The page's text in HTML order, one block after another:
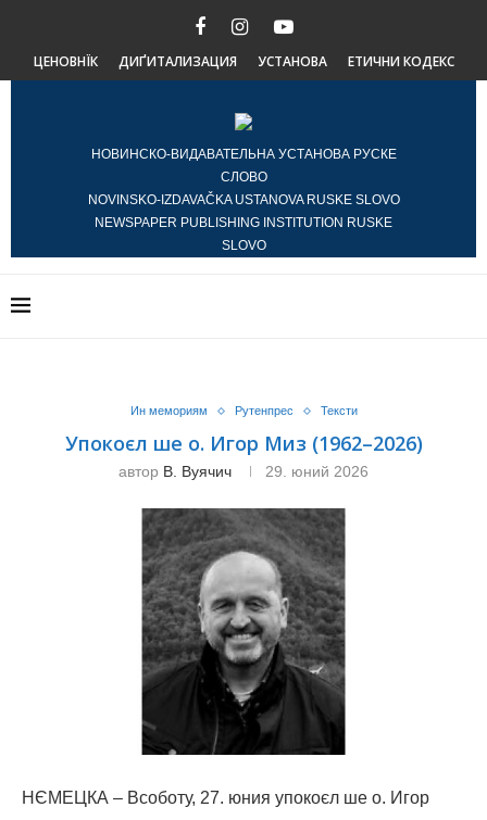
ЦЕНОВНЇК ДИҐИТАЛИЗАЦИЯ УСТАНОВА ЕТИЧНИ КОДЕКС
НОВИНСКО-ВИДАВАТЕЛЬНА УСТАНОВА РУСКЕ
СЛОВО
NOVINSKO-IZDAVAČKA USTANOVA RUSKE SLOVO
NEWSPAPER PUBLISHING INSTITUTION RUSKE
SLOVO
Ин мемориям Рутенпрес Тексти
Упокоєл ше о. Игор Миз (1962–2026)
автор В. Вуячич 29. юний 2026
НЄМЕЦКА – Всоботу, 27. юния упокоєл ше о. Игор